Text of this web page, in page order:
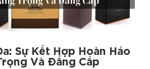
Sự Kết Hợp Hoàn Hảo
Và Đẳng Cấp